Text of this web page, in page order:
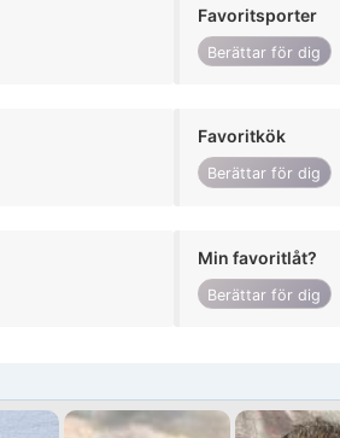
Favoritsporter
Berättar för dig
Favoritkök
Berättar för dig
Min favoritlåt?
Berättar för dig